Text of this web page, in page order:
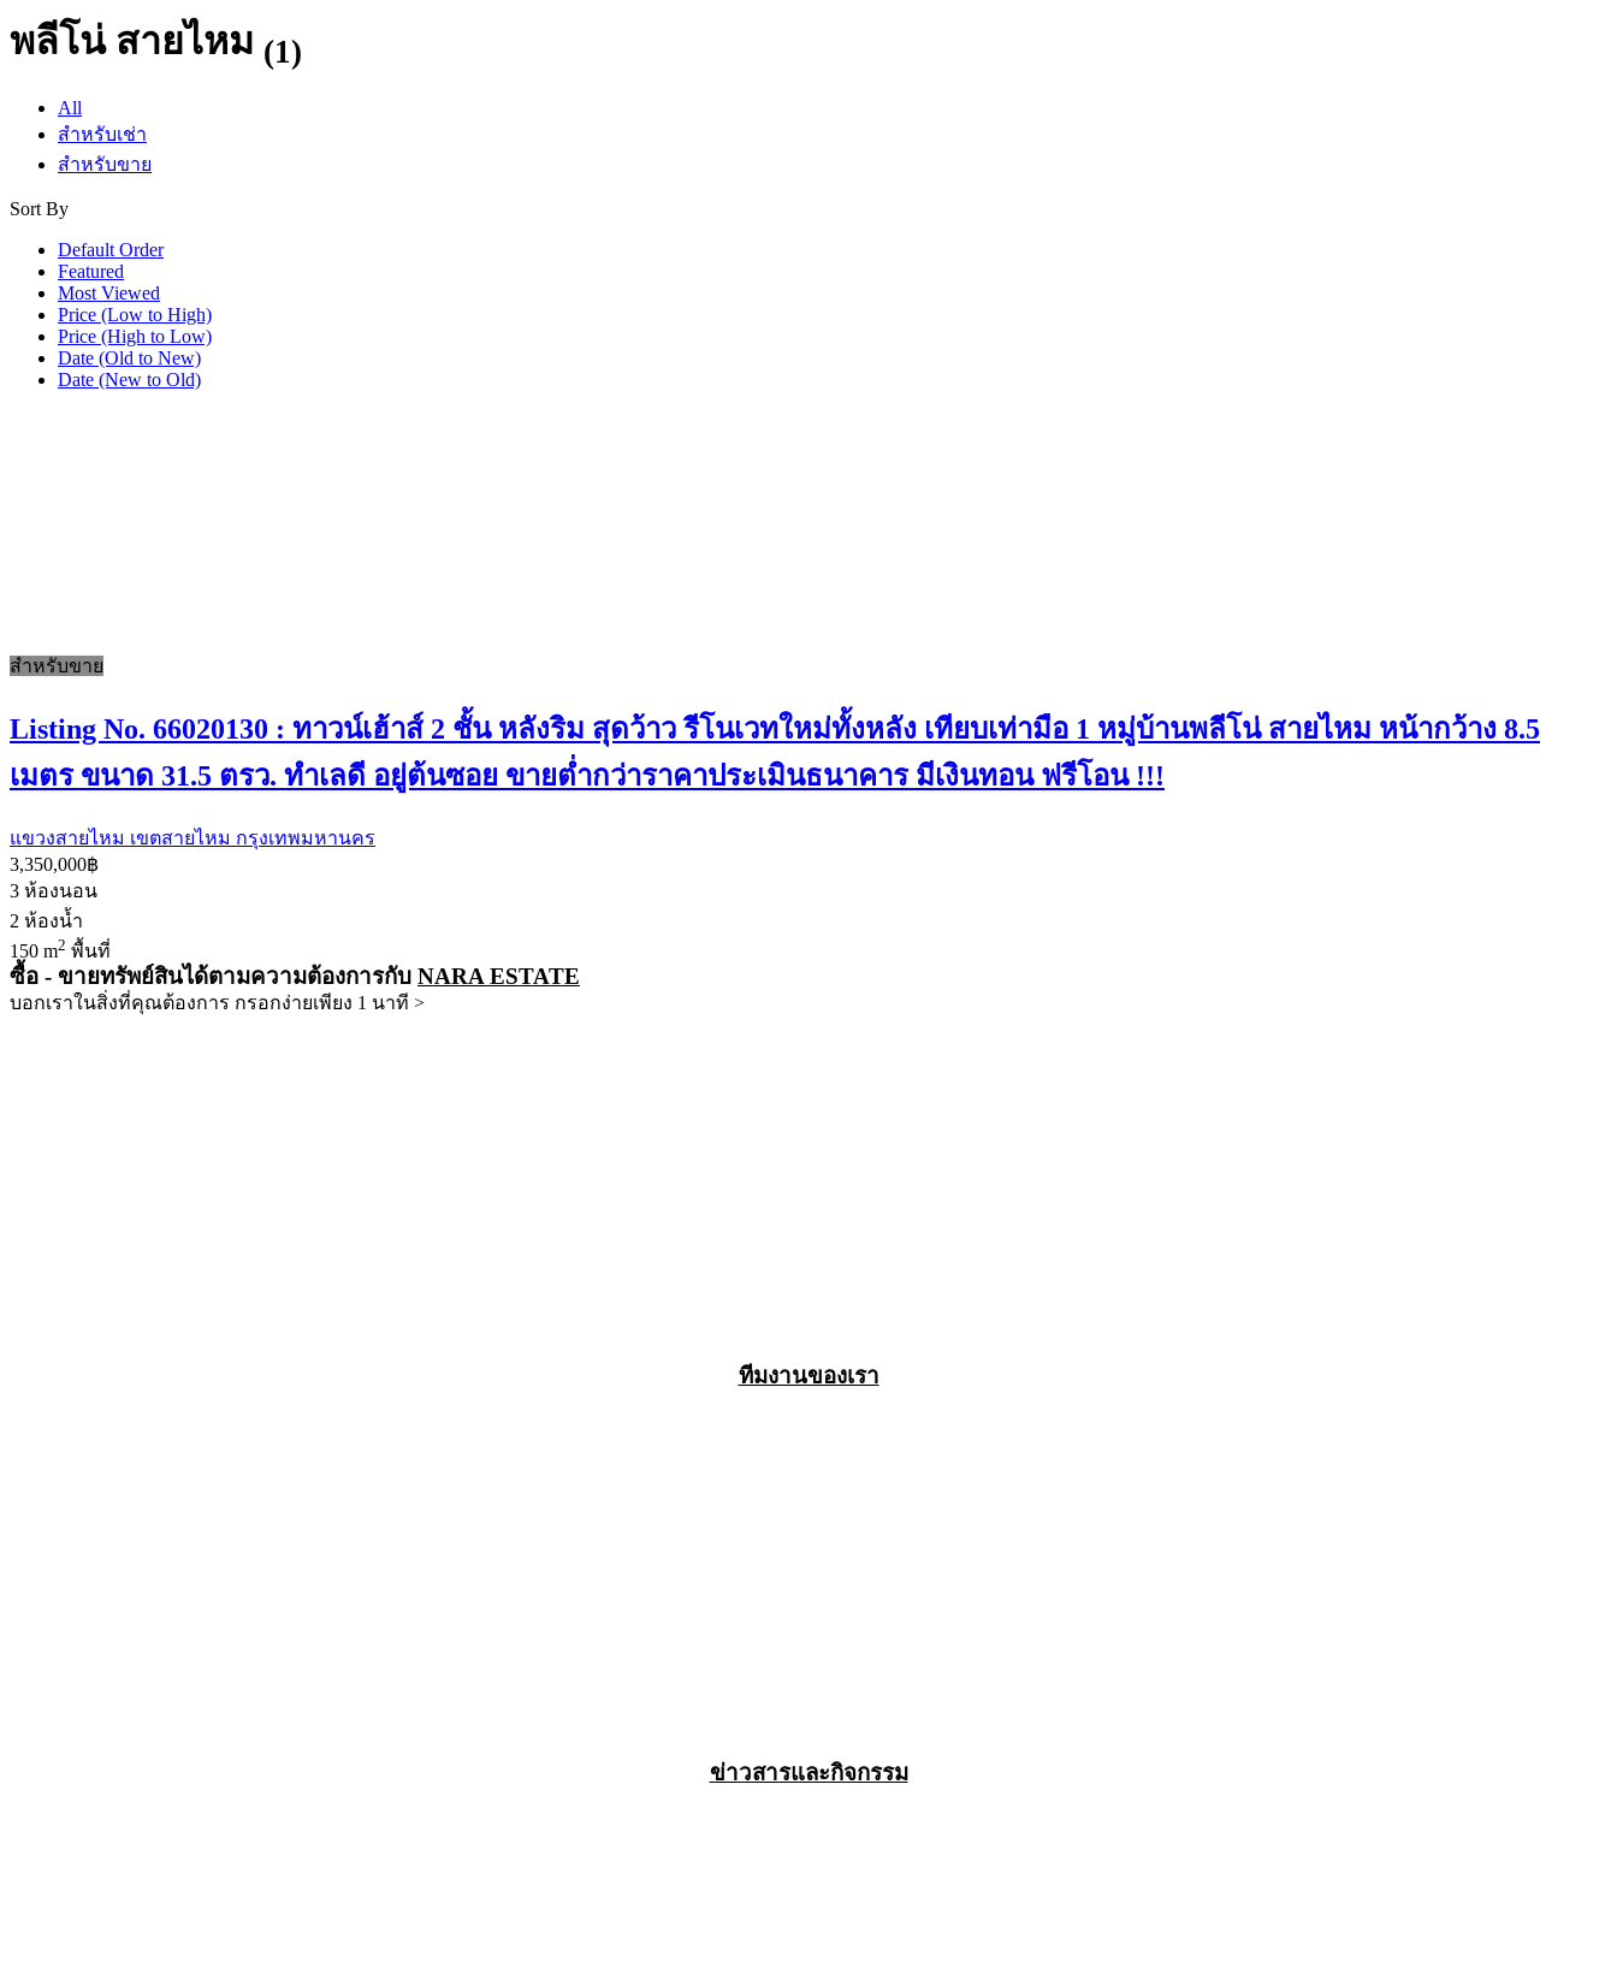
พลีโน่ สายไหม (1)
All
สำหรับเช่า
สำหรับขาย
Sort By
Default Order
Featured
Most Viewed
Price (Low to High)
Price (High to Low)
Date (Old to New)
Date (New to Old)
สำหรับขาย
Listing No. 66020130 : ทาวน์เฮ้าส์ 2 ชั้น หลังริม สุดว้าว รีโนเวทใหม่ทั้งหลัง เทียบเท่ามือ 1 หมู่บ้านพลีโน่ สายไหม หน้ากว้าง 8.5
เมตร ขนาด 31.5 ตรว. ทำเลดี อยู่ต้นซอย ขายต่ำกว่าราคาประเมินธนาคาร มีเงินทอน ฟรีโอน !!!
แขวงสายไหม เขตสายไหม กรุงเทพมหานคร
3,350,000฿
3 ห้องนอน
2 ห้องน้ำ
150 m2 พื้นที่
ซื้อ - ขายทรัพย์สินได้ตามความต้องการกับ NARA ESTATE
บอกเราในสิ่งที่คุณต้องการ กรอกง่ายเพียง 1 นาที >
ทีมงานของเรา
ข่าวสารและกิจกรรม